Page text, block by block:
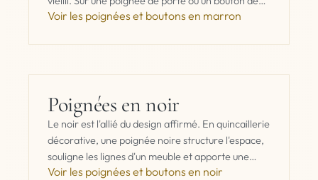
tiroir, le marron…
Voir les poignées et boutons en marron
Poignées en noir
Le noir est l'allié du design affirmé. En quincaillerie
décorative, une poignée noire structure l'espace,
souligne les lignes d'un meuble et apporte une
touche graphique immédiate. Sur une…
Voir les poignées et boutons en noir